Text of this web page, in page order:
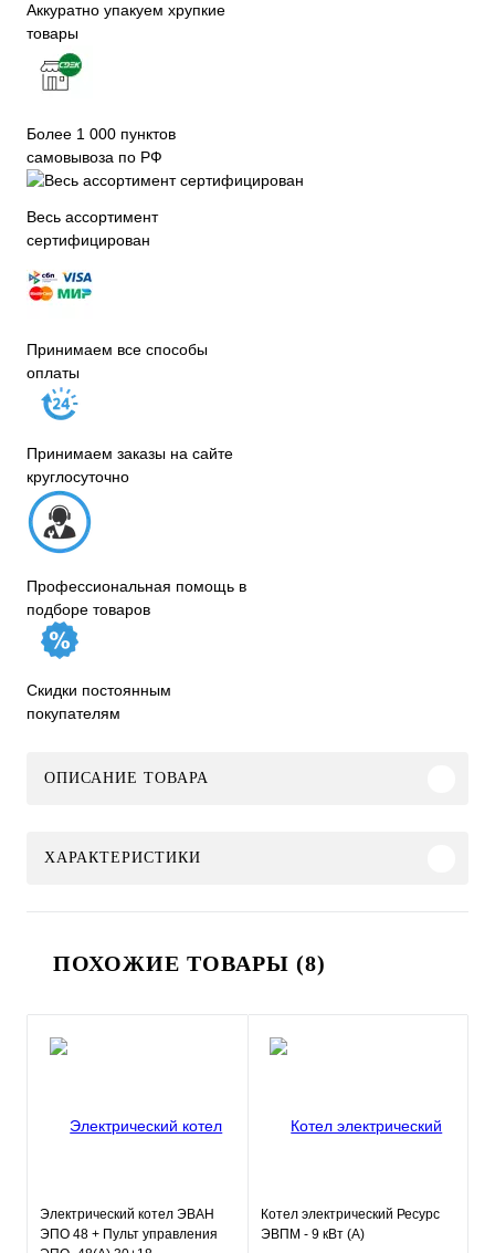
Аккуратно упакуем хрупкие
товары
Более 1 000 пунктов
самовывоза по РФ
Весь ассортимент
сертифицирован
Принимаем все способы
оплаты
Принимаем заказы на сайте
круглосуточно
Профессиональная помощь в
подборе товаров
Скидки постоянным
покупателям
ОПИСАНИЕ ТОВАРА
ХАРАКТЕРИСТИКИ
ПОХОЖИЕ ТОВАРЫ (8)
Электрический котел ЭВАН
ЭПО 48 + Пульт управления
Котел электрический Ресурс
ЭВПМ - 9 кВт (А)